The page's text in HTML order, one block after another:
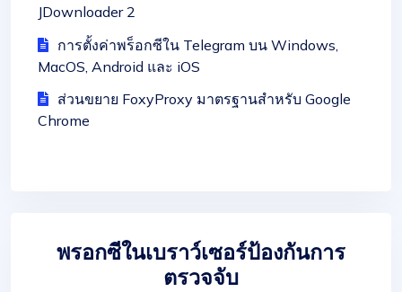
JDownloader 2
การตั้งค่าพร็อกซีใน Telegram บน Windows,
MacOS, Android และ iOS
ส่วนขยาย FoxyProxy มาตรฐานสำหรับ Google
Chrome
พรอกซีในเบราว์เซอร์ป้องกันการ
ตรวจจับ